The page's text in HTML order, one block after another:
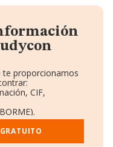
te proporcionamos
CIF,
Empleados.